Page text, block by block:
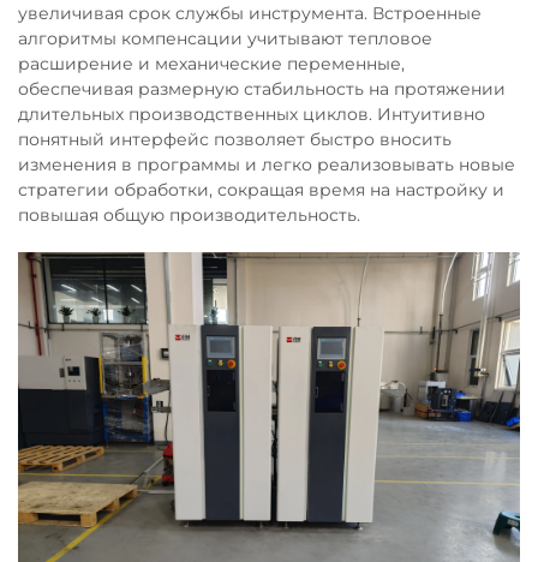
увеличивая срок службы инструмента. Встроенные
алгоритмы компенсации учитывают тепловое
расширение и механические переменные,
обеспечивая размерную стабильность на протяжении
длительных производственных циклов. Интуитивно
понятный интерфейс позволяет быстро вносить
изменения в программы и легко реализовывать новые
стратегии обработки, сокращая время на настройку и
повышая общую производительность.